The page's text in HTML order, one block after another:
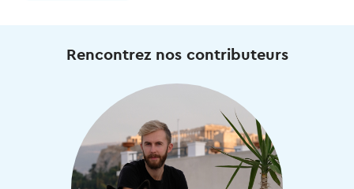
Rencontrez nos contributeurs